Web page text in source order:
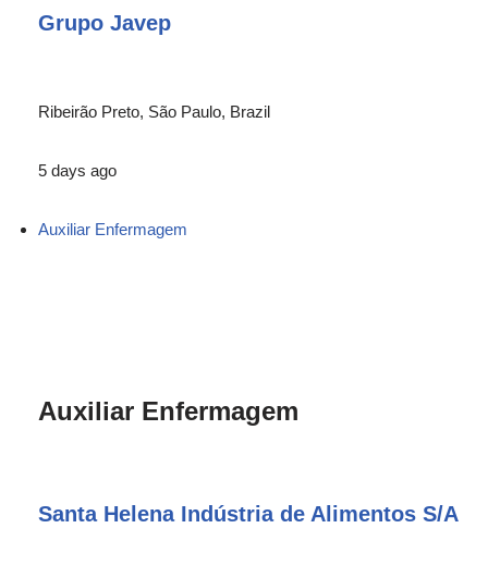
Grupo Javep
Ribeirão Preto, São Paulo, Brazil
5 days ago
Auxiliar Enfermagem
Auxiliar Enfermagem
Santa Helena Indústria de Alimentos S/A